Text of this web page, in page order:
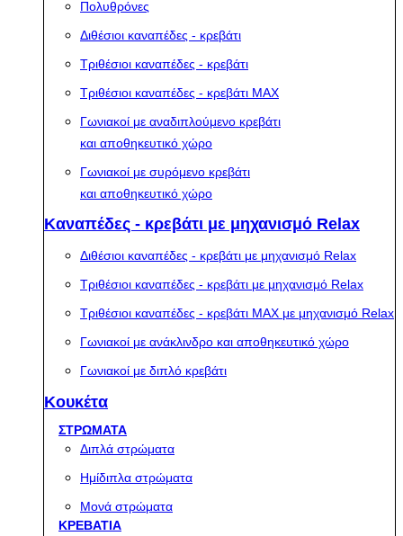
Πολυθρόνες
Διθέσιοι καναπέδες - κρεβάτι
Τριθέσιοι καναπέδες - κρεβάτι
Τριθέσιοι καναπέδες - κρεβάτι MAX
Γωνιακοί με αναδιπλούμενο κρεβάτι
και αποθηκευτικό χώρο
Γωνιακοί με συρόμενο κρεβάτι
και αποθηκευτικό χώρο
Καναπέδες - κρεβάτι με μηχανισμό Relax
Διθέσιοι καναπέδες - κρεβάτι με μηχανισμό Relax
Τριθέσιοι καναπέδες - κρεβάτι με μηχανισμό Relax
Τριθέσιοι καναπέδες - κρεβάτι MAX με μηχανισμό Relax
Γωνιακοί με ανάκλινδρο και αποθηκευτικό χώρο
Γωνιακοί με διπλό κρεβάτι
Κουκέτα
ΣΤΡΩΜΑΤΑ
Διπλά στρώματα
Ημίδιπλα στρώματα
Μονά στρώματα
ΚΡΕΒΑΤΙΑ